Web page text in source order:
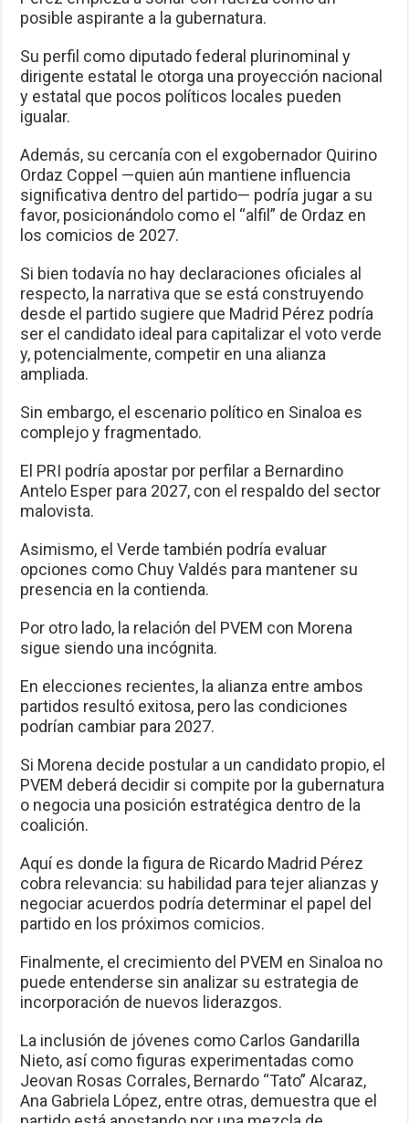
posible aspirante a la gubernatura.
Su perfil como diputado federal plurinominal y
dirigente estatal le otorga una proyección nacional
y estatal que pocos políticos locales pueden
igualar.
Además, su cercanía con el exgobernador Quirino
Ordaz Coppel —quien aún mantiene influencia
significativa dentro del partido— podría jugar a su
favor, posicionándolo como el “alfil” de Ordaz en
los comicios de 2027.
Si bien todavía no hay declaraciones oficiales al
respecto, la narrativa que se está construyendo
desde el partido sugiere que Madrid Pérez podría
ser el candidato ideal para capitalizar el voto verde
y, potencialmente, competir en una alianza
ampliada.
Sin embargo, el escenario político en Sinaloa es
complejo y fragmentado.
El PRI podría apostar por perfilar a Bernardino
Antelo Esper para 2027, con el respaldo del sector
malovista.
Asimismo, el Verde también podría evaluar
opciones como Chuy Valdés para mantener su
presencia en la contienda.
Por otro lado, la relación del PVEM con Morena
sigue siendo una incógnita.
En elecciones recientes, la alianza entre ambos
partidos resultó exitosa, pero las condiciones
podrían cambiar para 2027.
Si Morena decide postular a un candidato propio, el
PVEM deberá decidir si compite por la gubernatura
o negocia una posición estratégica dentro de la
coalición.
Aquí es donde la figura de Ricardo Madrid Pérez
cobra relevancia: su habilidad para tejer alianzas y
negociar acuerdos podría determinar el papel del
partido en los próximos comicios.
Finalmente, el crecimiento del PVEM en Sinaloa no
puede entenderse sin analizar su estrategia de
incorporación de nuevos liderazgos.
La inclusión de jóvenes como Carlos Gandarilla
Nieto, así como figuras experimentadas como
Jeovan Rosas Corrales, Bernardo “Tato” Alcaraz,
Ana Gabriela López, entre otras, demuestra que el